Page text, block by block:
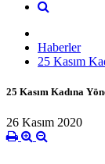
Haberler
25 Kasım
25 Kasım Kadına
26 Kasım 2020